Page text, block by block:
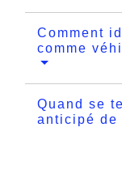
Comment
comme
Quand se
anticipé de